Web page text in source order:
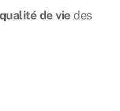
de vie des